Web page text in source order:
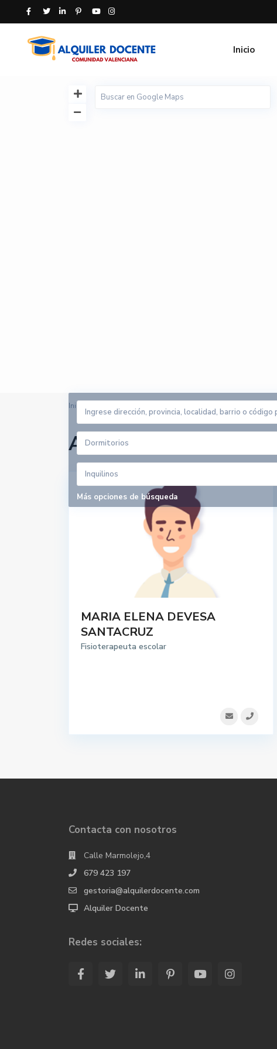
Inicio
Dormitorios
Inquilinos
Más opciones de búsqueda
Inicio
Arrendadores en 03
MARIA ELENA DEVESA
SANTACRUZ
Fisioterapeuta escolar
Contacta con nosotros
Calle Marmolejo,4
679 423 197
gestoria@alquilerdocente.com
Alquiler Docente
Redes sociales: